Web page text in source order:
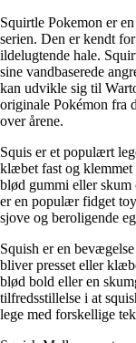
Squirtle Pokemon er
serien. Den er kendt
ildelugtende hale.
sine vandbaserede
kan udvikle sig til
originale Pokémon fra
over årene.
Squis er et populært
klæbet fast og klemmet
blød gummi eller
er en populær fidget
sjove og beroligende
Squish er en
bliver presset eller
blød bold eller en
tilfredsstillelse i at
lege med forskellige